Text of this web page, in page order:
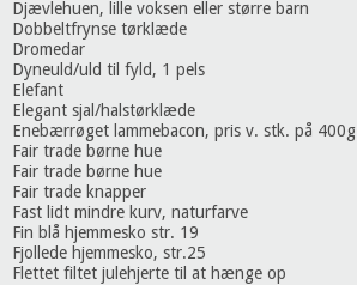
Djævlehuen, lille voksen eller større barn
Dobbeltfrynse tørklæde
Dromedar
Dyneuld/uld til fyld, 1 pels
Elefant
Elegant sjal/halstørklæde
Enebærrøget lammebacon, pris v. stk. på 400g
Fair trade børne hue
Fair trade børne hue
Fair trade knapper
Fast lidt mindre kurv, naturfarve
Fin blå hjemmesko str. 19
Fjollede hjemmesko, str.25
Flettet filtet julehjerte til at hænge op